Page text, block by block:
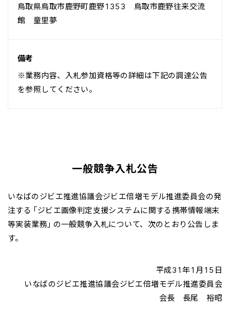
鳥取県鳥取市鹿野町鹿野1353 鳥取市鹿野往来交流
館 童里夢
備考
※業務内容、入札参加資格等の詳細は下記の調達公告
を参照してください。
一般競争入札公告
いなばのジビエ推進協議会ジビエ倍増モデル推進委員会の発
注する「ジビエ画像判定支援システムに関する携帯情報端末
等実装業務」の一般競争入札について、次のとおり公告しま
す。
平成31年1月15日
いなばのジビエ推進協議会ジビエ倍増モデル推進委員会
会長 長尾 裕昭